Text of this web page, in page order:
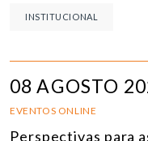
INSTITUCIONAL
08 AGOSTO
EVENTOS ONLINE
Perspectivas para